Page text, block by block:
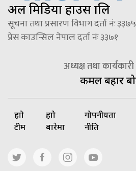
अल मिडिया हाउस प्रालि
सूचना तथा प्रसारण विभाग दर्ता नंः
प्रेस काउन्सिल नेपाल दर्ता नंः ३३७१
अध्यक्ष तथा
कमल बहादुर
हाम्रो
टीम
हाम्रो
बारेमा
गोपनीयता
नीति